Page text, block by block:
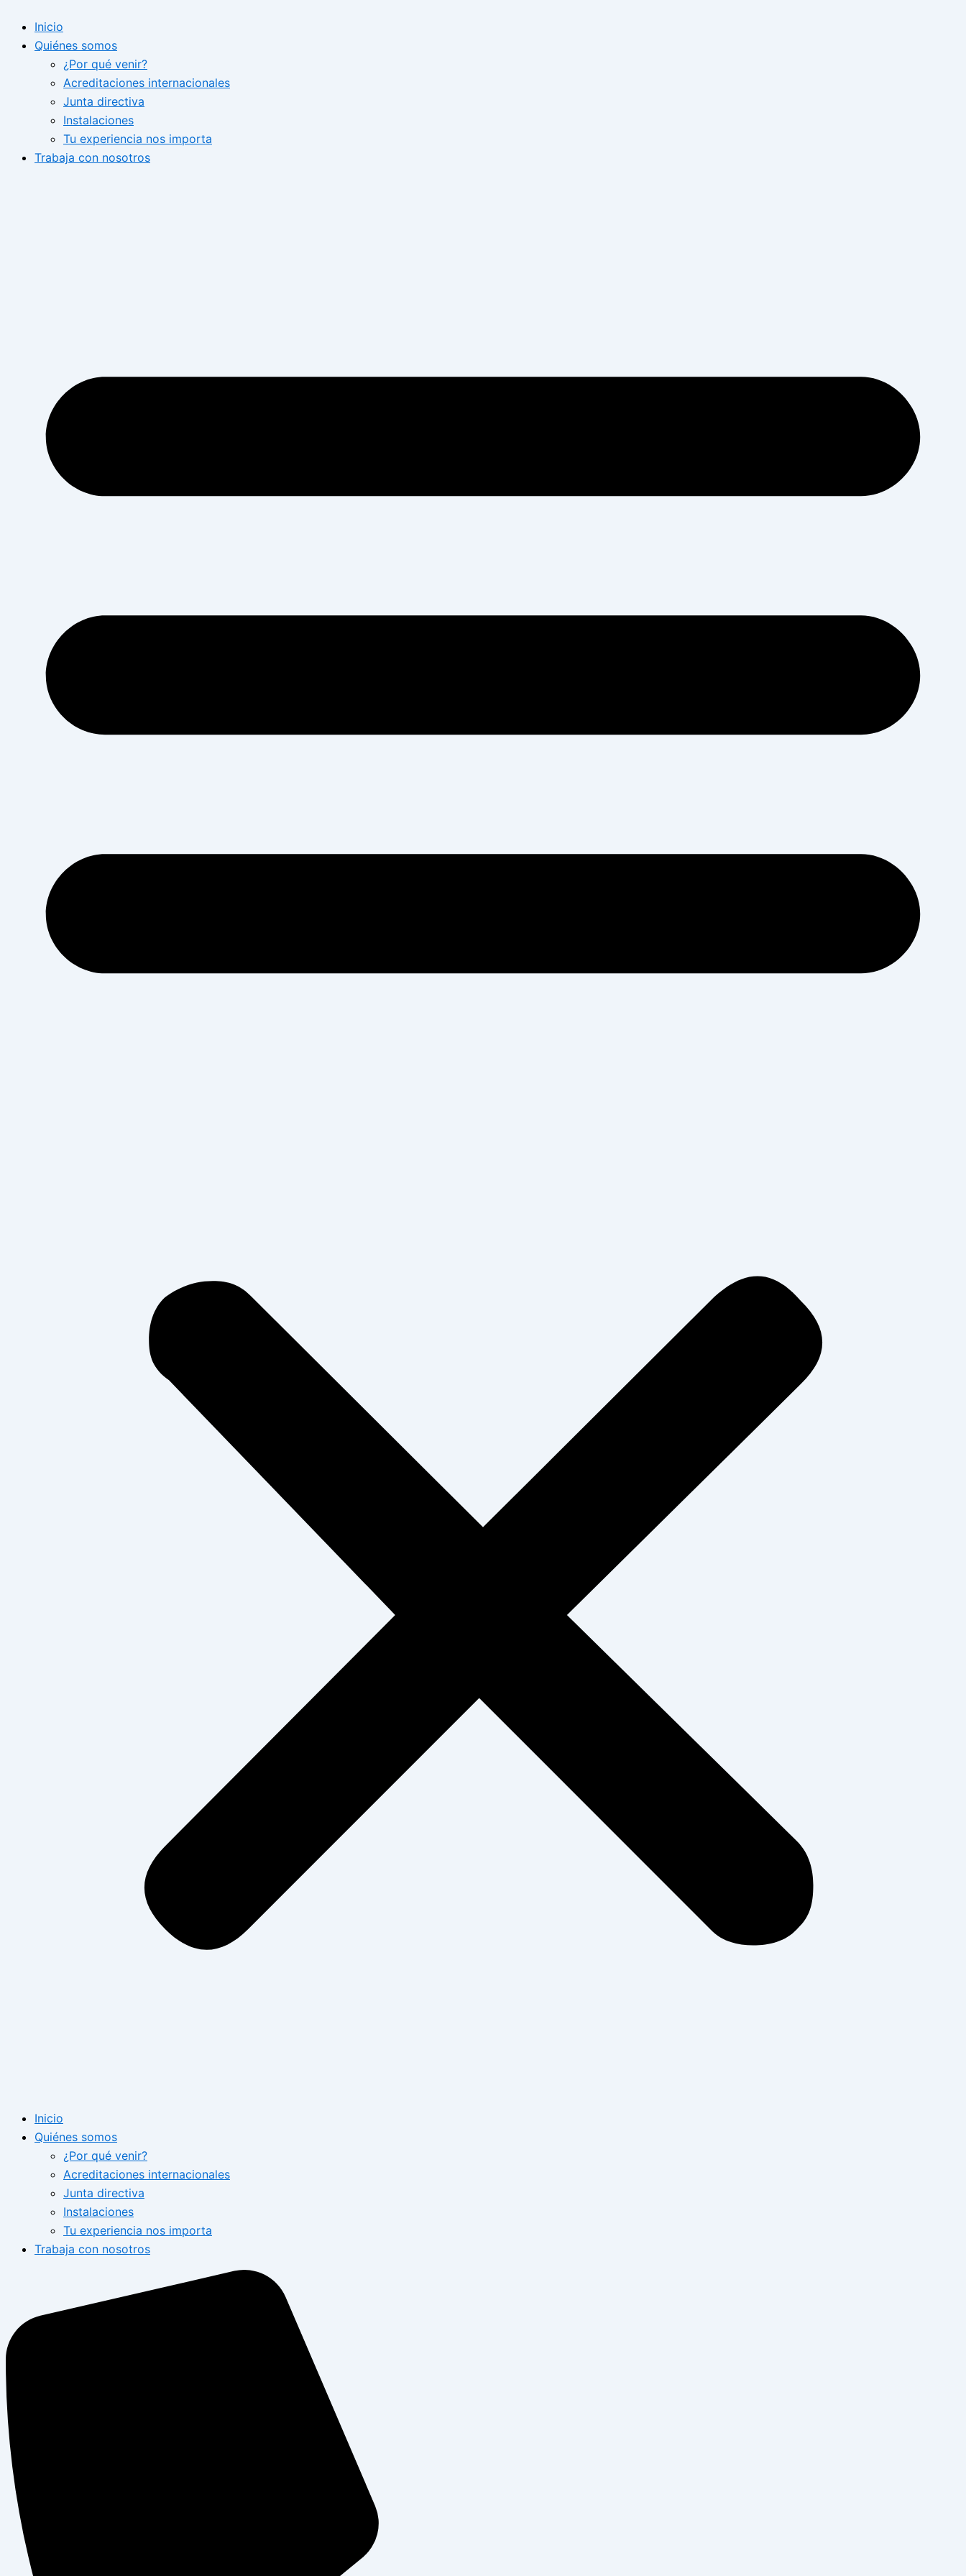
contenido
Inicio
Quiénes somos
¿Por qué venir?
Acreditaciones internacionales
Junta directiva
Instalaciones
Tu experiencia nos importa
Trabaja con nosotros
Inicio
Quiénes somos
¿Por qué venir?
Acreditaciones internacionales
Junta directiva
Instalaciones
Tu experiencia nos importa
Trabaja con nosotros